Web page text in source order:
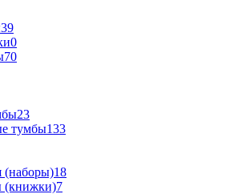
39
0
70
23
тумбы133
(наборы)18
(книжки)7